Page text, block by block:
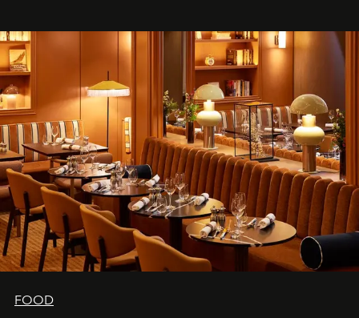
FOOD